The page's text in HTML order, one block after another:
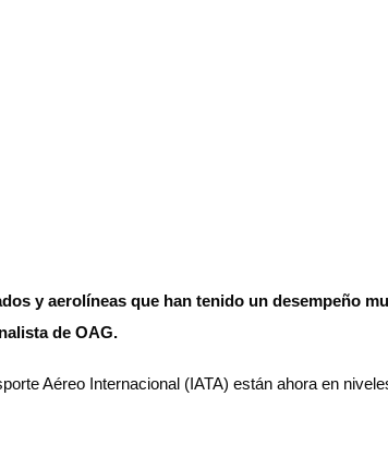
y aerolíneas que han tenido un desempeño
de OAG.
Aéreo Internacional (IATA) están ahora en